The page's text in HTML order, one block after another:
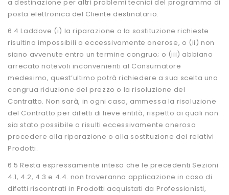
a destinazione per altri problemi tecnici del programma di
posta elettronica del Cliente destinatario.
6.4 Laddove (i) la riparazione o la sostituzione richieste
risultino impossibili o eccessivamente onerose, o (ii) non
siano avvenute entro un termine congruo; o (iii) abbiano
arrecato notevoli inconvenienti al Consumatore
medesimo, quest’ultimo potrà richiedere a sua scelta una
congrua riduzione del prezzo o la risoluzione del
Contratto. Non sarà, in ogni caso, ammessa la risoluzione
del Contratto per difetti di lieve entità, rispetto ai quali non
sia stato possibile o risulti eccessivamente oneroso
procedere alla riparazione o alla sostituzione dei relativi
Prodotti.
6.5 Resta espressamente inteso che le precedenti Sezioni
4.1, 4.2, 4.3 e 4.4. non troveranno applicazione in caso di
difetti riscontrati in Prodotti acquistati da Professionisti,